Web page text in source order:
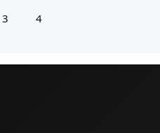
3 4